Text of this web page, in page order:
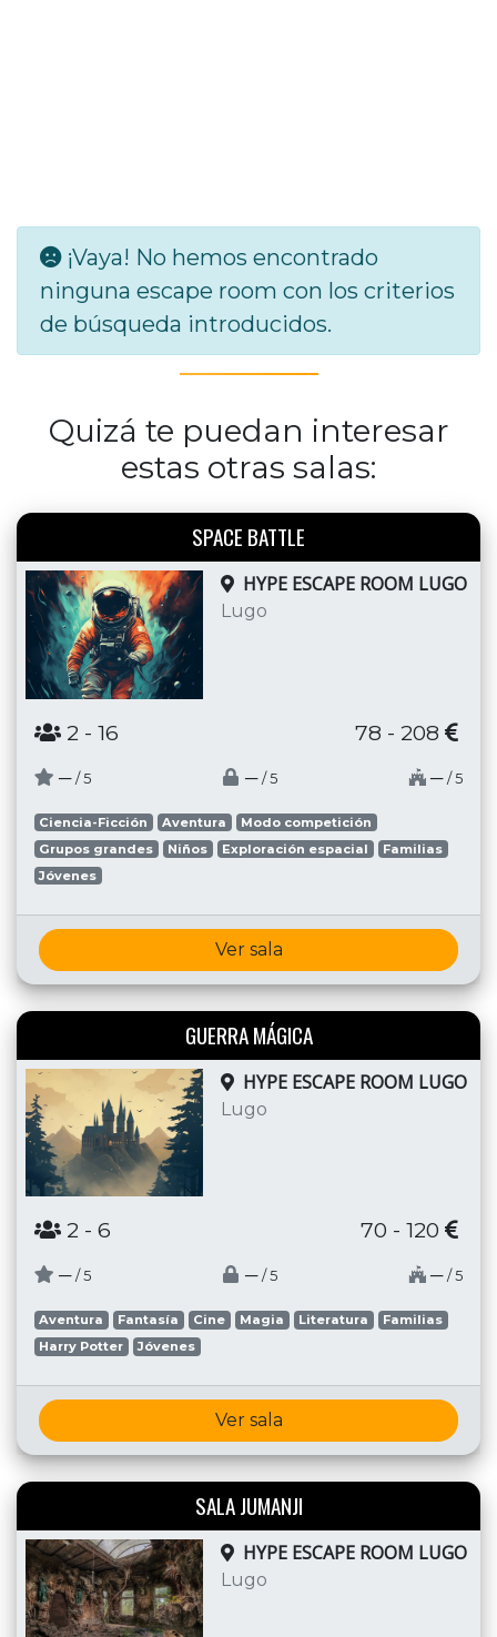
¡Vaya! No hemos encontrado
ninguna escape room con los criterios
de búsqueda introducidos.
Quizá te puedan interesar
estas otras salas:
SPACE BATTLE
HYPE ESCAPE ROOM LUGO
Lugo
2 - 16 78 - 208
─ / 5 ─ / 5 ─ / 5
Ciencia-Ficción Aventura
Modo competición
Grupos grandes
Niños Exploración espacial
Familias
Jóvenes
Ver sala
GUERRA MÁGICA
HYPE ESCAPE ROOM LUGO
Lugo
2 - 6 70 - 120
─ / 5 ─ / 5 ─ / 5
Aventura Fantasía Cine Magia Literatura
Familias
Harry Potter
Jóvenes
Ver sala
SALA JUMANJI
HYPE ESCAPE ROOM LUGO
Lugo